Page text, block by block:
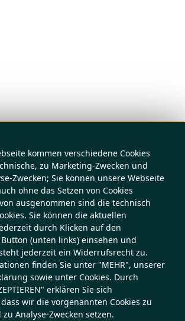
kommen verschiedene Cookies
zu Marketing-Zwecken und
Zwecken; Sie können unsere Webseite
ohne das Setzen von Cookies
ausgenommen sind die technisch
Sie können die aktuellen
durch Klicken auf den
(unten links) einsehen und
jederzeit ein Widerrufsrecht zu.
finden Sie unter "MEHR", unserer
sowie unter Cookies. Durch
erklären Sie sich
wir die vorgenannten Cookies zu
Analyse-Zwecken setzen.